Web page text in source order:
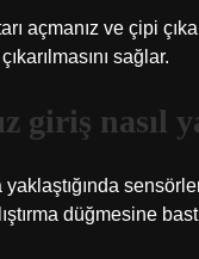
açmanız ve çipi
sağlar.
giriş nasıl
düğmesine